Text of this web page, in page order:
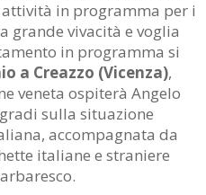
in programma per i
grande vivacità e voglia
in programma si
a Creazzo (Vicenza),
veneta ospiterà Angelo
sulla situazione
accompagnata da
italiane e straniere